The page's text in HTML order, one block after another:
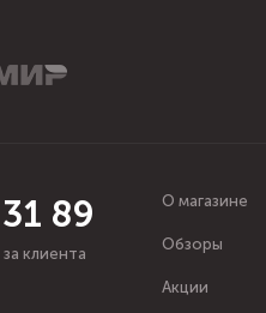
89
клиента
О магазине
Обзоры
Акции